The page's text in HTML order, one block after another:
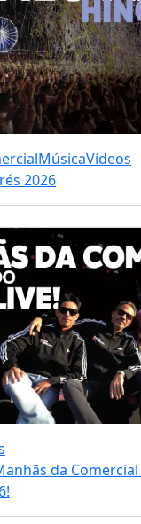
MúsicaVídeos
2026
da